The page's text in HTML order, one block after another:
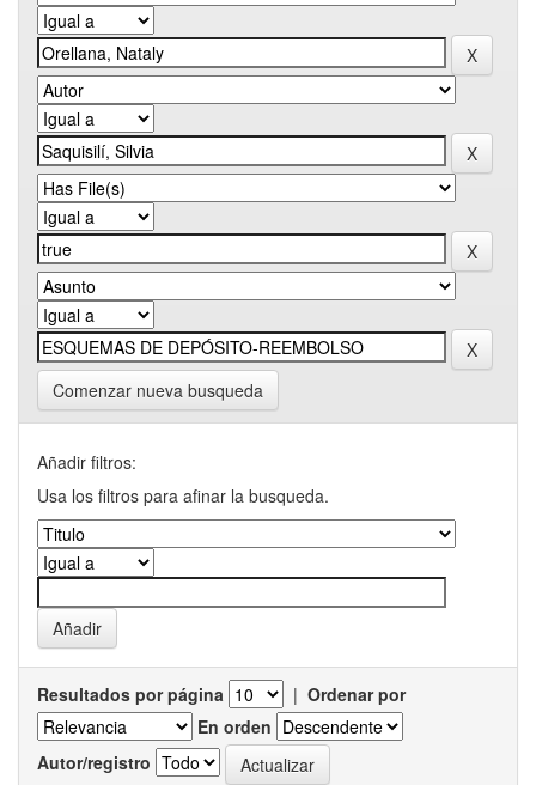
Comenzar nueva busqueda
Añadir filtros:
Usa los filtros para afinar la busqueda.
Resultados por página | Ordenar por
En orden
Autor/registro